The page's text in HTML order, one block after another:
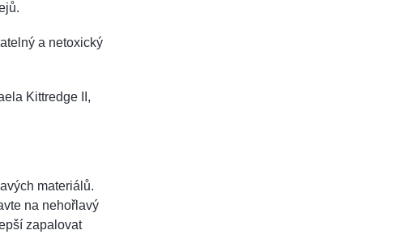
a netoxický
Kittredge II,
materiálů.
na nehořlavý
zapalovat